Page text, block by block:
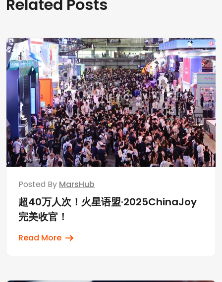
Related Posts
Posted By MarsHub
超40万人次！火星语盟·2025ChinaJoy
完美收官！
Read More